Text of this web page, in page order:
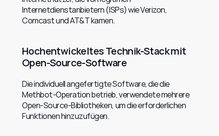
Internetdienstanbietern (ISPs) wie Verizon,
Comcast und AT&T kamen.
Hochentwickeltes Technik-Stack mit
Open-Source-Software
Die individuell angefertigte Software, die die
Methbot-Operation betrieb, verwendete mehrere
Open-Source-Bibliotheken, um die erforderlichen
Funktionen hinzuzufügen.